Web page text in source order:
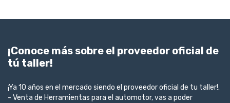
¡Conoce más sobre el proveedor oficial de
tú taller!
¡Ya 10 años en el mercado siendo el proveedor oficial de tu taller!.
- Venta de Herramientas para el automotor, vas a poder